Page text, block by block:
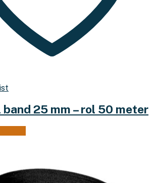
25 mm – rol 50 meter